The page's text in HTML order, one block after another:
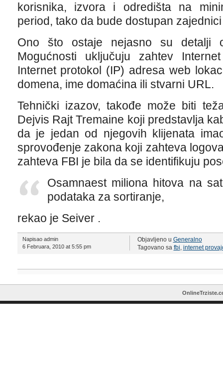
korisnika, izvora i odredišta na
period, tako da bude dostupan
Ono što ostaje nejasno su detalji
Mogućnosti uključuju zahtev
Internet protokol (IP) adresa web
domena, ime domaćina ili stvarni URL.
Tehnički izazov, takođe može biti
Dejvis Rajt Tremaine koji predstavlja
da je jedan od njegovih klijenata
sprovođenje zakona koji zahteva
zahteva FBI je bila da se identifikuju
Osamnaest miliona hitova na
podataka za sortiranje,
rekao je Seiver .
Napisao admin
6 Februara, 2010 at 5:55 pm
Objavljeno u Generalno
Tagovano sa fbi, internet